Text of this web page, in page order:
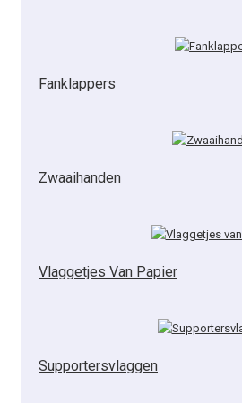
Fanklappers
Zwaaihanden
Vlaggetjes Van Papier
Supportersvlaggen